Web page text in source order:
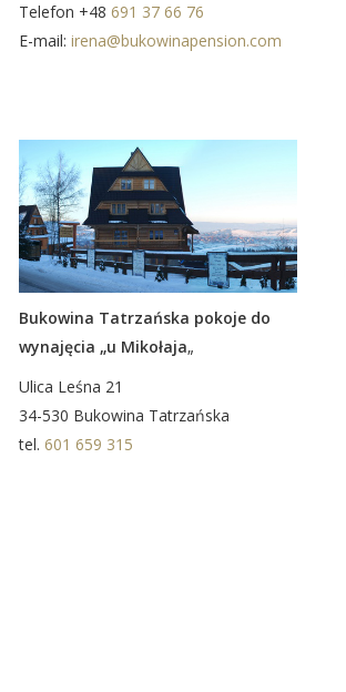
Telefon +48 691 37 66 76
E-mail: irena@bukowinapension.com
Bukowina Tatrzańska pokoje do
wynajęcia „u Mikołaja„
Ulica Leśna 21
34-530 Bukowina Tatrzańska
tel. 601 659 315